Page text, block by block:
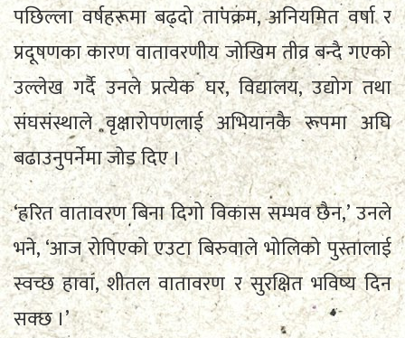
पछिल्ला वर्षहरूमा बढ्दो तापक्रम, अनियमित वर्षा र
प्रदूषणका कारण वातावरणीय जोखिम तीव्र बन्दै गएको
उल्लेख गर्दै उनले प्रत्येक घर, विद्यालय, उद्योग तथा
संघसंस्थाले वृक्षारोपणलाई अभियानकै रूपमा अघि
बढाउनुपर्नेमा जोड दिए ।
‘हरित वातावरण बिना दिगो विकास सम्भव छैन,’ उनले
भने, ‘आज रोपिएको एउटा बिरुवाले भोलिको पुस्तालाई
स्वच्छ हावा, शीतल वातावरण र सुरक्षित भविष्य दिन
सक्छ ।’